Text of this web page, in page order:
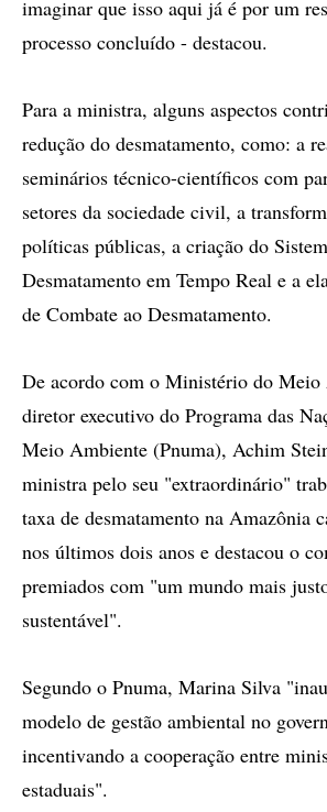
imaginar que isso aqui já é por um
processo concluído - destacou.
Para a ministra, alguns aspectos
redução do desmatamento, como: a
seminários técnico-científicos com
setores da sociedade civil, a
políticas públicas, a criação do
Desmatamento em Tempo Real e a
de Combate ao Desmatamento.
De acordo com o Ministério do Meio
diretor executivo do Programa das
Meio Ambiente (Pnuma), Achim
ministra pelo seu "extraordinário"
taxa de desmatamento na Amazônia
nos últimos dois anos e destacou o
premiados com "um mundo mais
sustentável".
Segundo o Pnuma, Marina Silva
modelo de gestão ambiental no
incentivando a cooperação entre
estaduais".